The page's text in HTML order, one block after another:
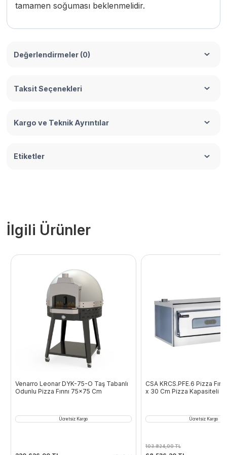
tamamen soğuması beklenmelidir.
Değerlendirmeler (0)
Taksit Seçenekleri
Kargo ve Teknik Ayrıntılar
Etiketler
İlgili Ürünler
Venarro Leonar DYK-75-O Taş Tabanlı
Odunlu Pizza Fırını 75×75 Cm
Ücretsiz Kargo
CSA KRCS.PFE.6 Pizza
x 30 Cm Pizza Kapasiteli
Ücretsiz Kargo
103.824,00TL